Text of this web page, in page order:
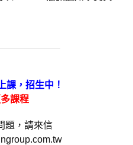
課，招生中！
課程
題，請來信